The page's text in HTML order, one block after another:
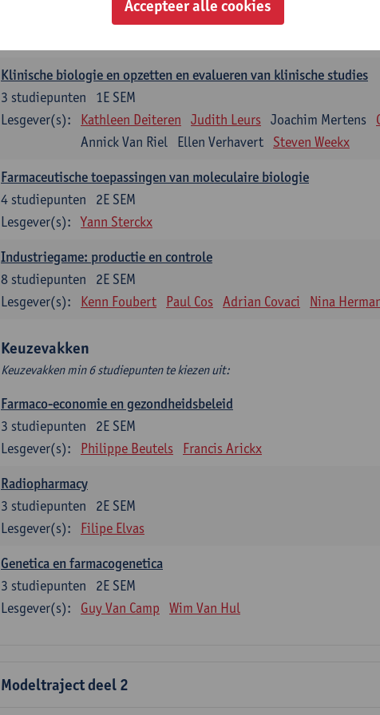
Klinische biologie en opzetten en evalueren van klinische studies
1E SEM
3 studiepunten
Lesgever(s):
Kathleen Deiteren Judith Leurs Joachim Mertens
Annick Van Riel
Ellen Verhavert Steven Weekx
Farmaceutische toepassingen van moleculaire biologie
2E SEM
4 studiepunten
Lesgever(s):
Yann Sterckx
Industriegame: productie en controle
2E SEM
8 studiepunten
Lesgever(s):
Kenn Foubert Paul Cos Adrian Covaci Nina
Keuzevakken
Keuzevakken min 6 studiepunten te kiezen uit:
Farmaco-economie en gezondheidsbeleid
2E SEM
3 studiepunten
Lesgever(s):
Philippe Beutels Francis Arickx
Radiopharmacy
2E SEM
3 studiepunten
Lesgever(s):
Filipe Elvas
Genetica en farmacogenetica
2E SEM
3 studiepunten
Lesgever(s):
Guy Van Camp Wim Van Hul
Modeltraject deel 2
Accepteer alle cookies